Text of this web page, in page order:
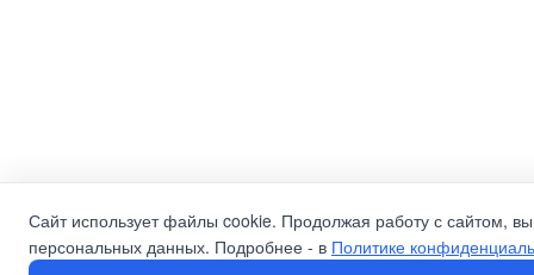
Сайт использует файлы cookie. Продолжая работу с сайтом,
персональных данных. Подробнее - в Политике